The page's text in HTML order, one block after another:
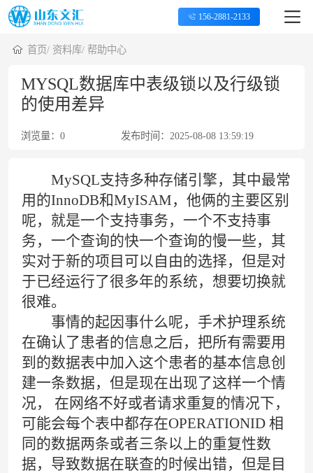
156-2881-2133
首页/ 资料库/帮助中心
MYSQL数据库中表级锁以及行级锁
的使用差异
浏览量： 0 发布时间： 2025-08-08 13:59:19
MySQL支持多种存储引擎，其中最常
用的InnoDB和MyISAM，他俩的主要区别
呢，就是一个支持事务，一个不支持事
务，一个查询的快一个查询的慢一些，其
实对于新的项目可以自由的选择，但是对
于已经运行了很多年的系统，想要切换就
很难。
事情的起因事什么呢，手术护理系统
在确认了患者的信息之后，把所有需要用
到的数据表中加入这个患者的基本信息创
建一条数据，但是现在出现了这样一个情
况， 在网络不好或者请求重复的情况下，
可能会每个表中都存在OPERATIONID 相
同的数据两条或者三条以上的重复性数
据，导致数据在联查的时候出错，但是目